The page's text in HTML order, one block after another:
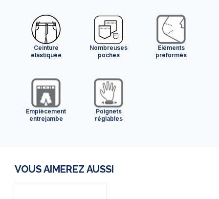
Ceinture
élastiquée
Nombreuses
poches
Eléments
préformés
Empiècement
entrejambe
Poignets
réglables
VOUS AIMEREZ AUSSI